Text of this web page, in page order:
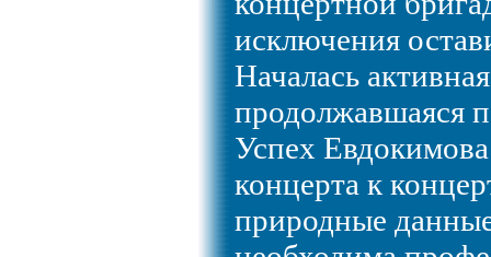
исключения
Началась
продолжавшаяся
Успех
концерта к
природные